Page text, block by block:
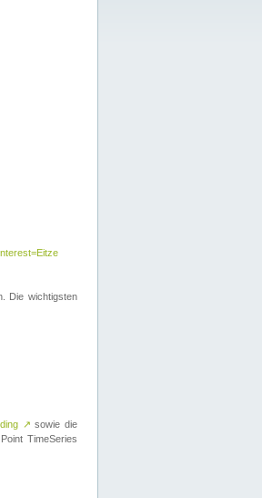
Die wichtigsten
↗ sowie die
TimeSeries